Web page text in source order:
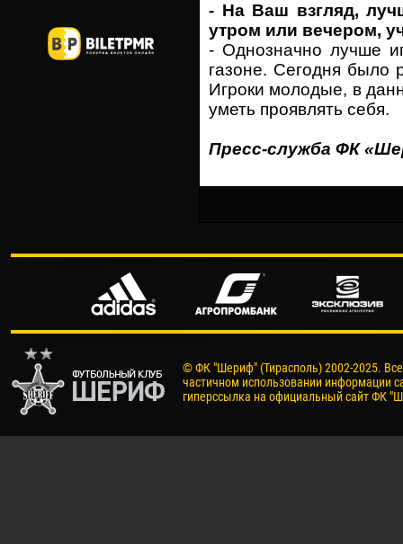
- На Ваш взгляд,
утром или вечером,
- Однозначно лучше
газоне. Сегодня было
Игроки молодые, в
уметь проявлять себя.
Пресс-служба ФК
© ФК "Шериф" (Тирасполь) 2002-2025.
частичном использовании информации
гиперссылка на официальный сайт ФК